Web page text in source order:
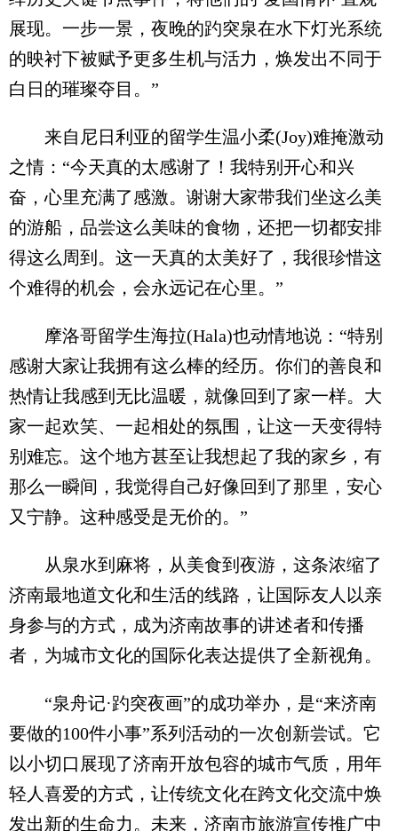
展现。一步一景，夜晚的趵突泉在水下灯光系统
的映衬下被赋予更多生机与活力，焕发出不同于
白日的璀璨夺目。”
来自尼日利亚的留学生温小柔(Joy)难掩激动
之情：“今天真的太感谢了！我特别开心和兴
奋，心里充满了感激。谢谢大家带我们坐这么美
的游船，品尝这么美味的食物，还把一切都安排
得这么周到。这一天真的太美好了，我很珍惜这
个难得的机会，会永远记在心里。”
摩洛哥留学生海拉(Hala)也动情地说：“特别
感谢大家让我拥有这么棒的经历。你们的善良和
热情让我感到无比温暖，就像回到了家一样。大
家一起欢笑、一起相处的氛围，让这一天变得特
别难忘。这个地方甚至让我想起了我的家乡，有
那么一瞬间，我觉得自己好像回到了那里，安心
又宁静。这种感受是无价的。”
从泉水到麻将，从美食到夜游，这条浓缩了
济南最地道文化和生活的线路，让国际友人以亲
身参与的方式，成为济南故事的讲述者和传播
者，为城市文化的国际化表达提供了全新视角。
“泉舟记·趵突夜画”的成功举办，是“来济南
要做的100件小事”系列活动的一次创新尝试。它
以小切口展现了济南开放包容的城市气质，用年
轻人喜爱的方式，让传统文化在跨文化交流中焕
发出新的生命力。未来，济南市旅游宣传推广中